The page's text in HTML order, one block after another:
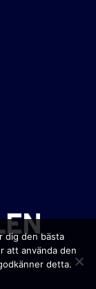
dig den bästa
att använda den
detta.